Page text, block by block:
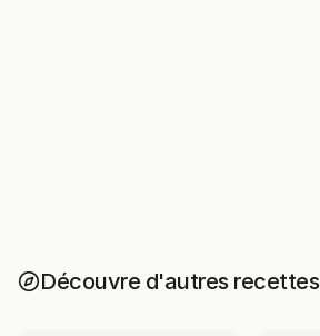
Découvre d'autres recettes